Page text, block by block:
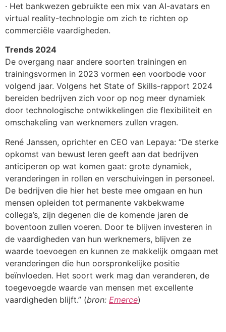
· Het bankwezen gebruikte een mix van AI-avatars en
virtual reality-technologie om zich te richten op
commerciële vaardigheden.
Trends 2024
De overgang naar andere soorten trainingen en
trainingsvormen in 2023 vormen een voorbode voor
volgend jaar. Volgens het State of Skills-rapport 2024
bereiden bedrijven zich voor op nog meer dynamiek
door technologische ontwikkelingen die flexibiliteit en
omschakeling van werknemers zullen vragen.
René Janssen, oprichter en CEO van Lepaya: “De sterke
opkomst van bewust leren geeft aan dat bedrijven
anticiperen op wat komen gaat: grote dynamiek,
veranderingen in rollen en verschuivingen in personeel.
De bedrijven die hier het beste mee omgaan en hun
mensen opleiden tot permanente vakbekwame
collega’s, zijn degenen die de komende jaren de
boventoon zullen voeren. Door te blijven investeren in
de vaardigheden van hun werknemers, blijven ze
waarde toevoegen en kunnen ze makkelijk omgaan met
veranderingen die hun oorspronkelijke positie
beïnvloeden. Het soort werk mag dan veranderen, de
toegevoegde waarde van mensen met excellente
vaardigheden blijft.” (bron: Emerce)